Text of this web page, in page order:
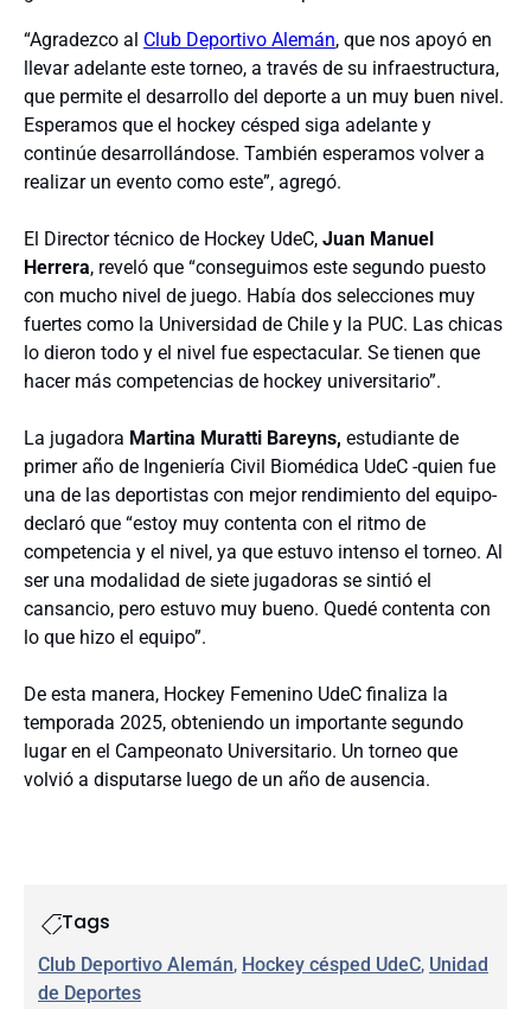
“Agradezco al Club Deportivo Alemán, que nos apoyó en
llevar adelante este torneo, a través de su infraestructura,
que permite el desarrollo del deporte a un muy buen nivel.
Esperamos que el hockey césped siga adelante y
continúe desarrollándose. También esperamos volver a
realizar un evento como este”, agregó.
El Director técnico de Hockey UdeC, Juan Manuel
Herrera, reveló que “conseguimos este segundo puesto
con mucho nivel de juego. Había dos selecciones muy
fuertes como la Universidad de Chile y la PUC. Las chicas
lo dieron todo y el nivel fue espectacular. Se tienen que
hacer más competencias de hockey universitario”.
La jugadora Martina Muratti Bareyns, estudiante de
primer año de Ingeniería Civil Biomédica UdeC -quien fue
una de las deportistas con mejor rendimiento del equipo-
declaró que “estoy muy contenta con el ritmo de
competencia y el nivel, ya que estuvo intenso el torneo. Al
ser una modalidad de siete jugadoras se sintió el
cansancio, pero estuvo muy bueno. Quedé contenta con
lo que hizo el equipo”.
De esta manera, Hockey Femenino UdeC finaliza la
temporada 2025, obteniendo un importante segundo
lugar en el Campeonato Universitario. Un torneo que
volvió a disputarse luego de un año de ausencia.
Tags
Club Deportivo Alemán, Hockey césped UdeC, Unidad
de Deportes